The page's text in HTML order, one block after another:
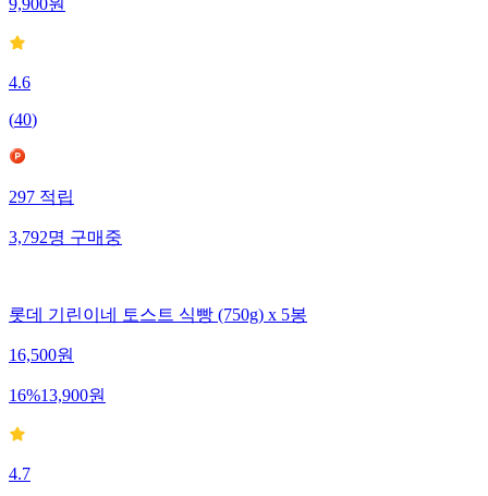
9,900원
4.6
(40)
297적립
3,792명구매중
롯데 기린이네 토스트 식빵 (750g) x 5봉
16,500원
16%13,900원
4.7